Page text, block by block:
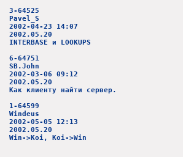
3-64525
Pavel_S
2002-04-23 14:07
2002.05.20
INTERBASE и LOOKUPS
6-64751
SB.John
2002-03-06 09:12
2002.05.20
Как клиенту найти сервер.
1-64599
Windeus
2002-05-05 12:13
2002.05.20
Win->Koi, Koi->Win